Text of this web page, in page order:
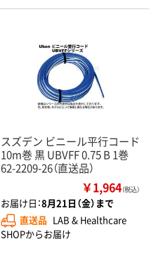
スズデン ビニール平行コード
10m巻 黒 UBVFF 0.75 B 1巻
62-2209-26（直送品）
￥1,964（税込）
お届け日：8月21日（金）まで
直送品 LAB & Healthcare
SHOPからお届け